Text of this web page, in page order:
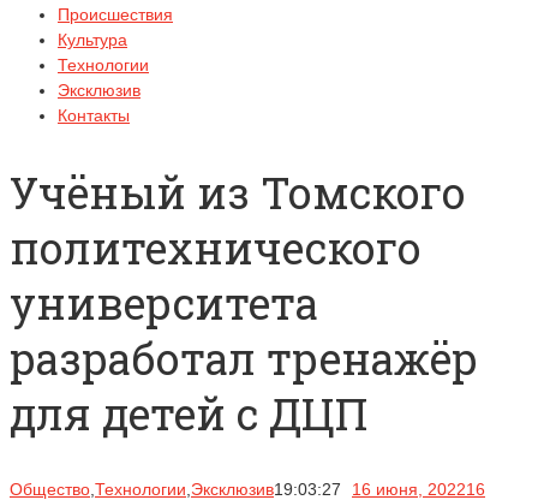
Происшествия
Культура
Технологии
Эксклюзив
Контакты
Учёный из Томского
политехнического
университета
разработал тренажёр
для детей с ДЦП
Общество Технологии Эксклюзив19:03:27 16 июня, 202216